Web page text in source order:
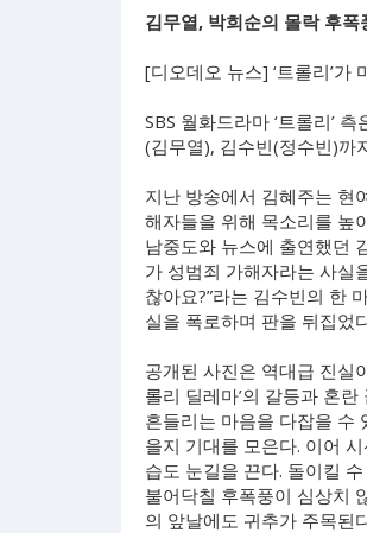
김무열, 박희순의 몰락 후
[디오데오 뉴스] ‘트롤리’가
SBS 월화드라마 ‘트롤리’
(김무열), 김수빈(정수빈)까
지난 방송에서 김혜주는 현
해자들을 위해 목소리를 높
남중도와 뉴스에 출연했던
가 성범죄 가해자라는 사실
찮아요?”라는 김수빈의 한
실을 폭로하며 판을 뒤집었
공개된 사진은 역대급 진실
롤리 딜레마’의 갈등과 혼
흔들리는 마음을 다잡을 수
을지 기대를 모은다. 이어
습도 눈길을 끈다. 돌이킬
불어닥칠 후폭풍이 심상치
의 앞날에도 귀추가 주목된